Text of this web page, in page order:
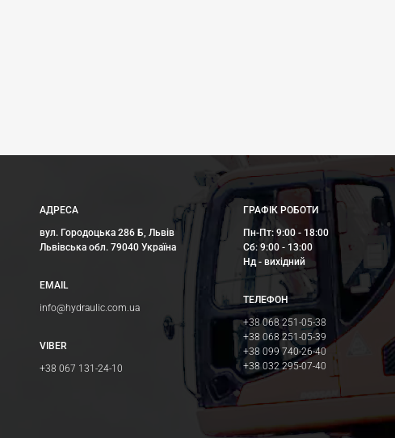
АДРЕСА
вул. Городоцька 286 Б, Львів
Львівська обл. 79040 Україна
EMAIL
info@hydraulic.com.ua
VIBER
+38 067 131-24-10
ГРАФІК РОБОТИ
Пн-Пт: 9:00 - 18:00
Сб: 9:00 - 13:00
Нд - вихідний
ТЕЛЕФОН
+38 068 251-05-38
+38 068 251-05-39
+38 099 740-26-40
+38 032 295-07-40